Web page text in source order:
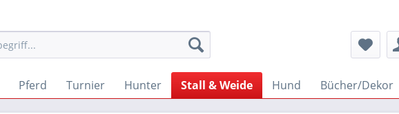
Pferd Turnier Hunter Stall & Weide Hund Bücher/Dekor